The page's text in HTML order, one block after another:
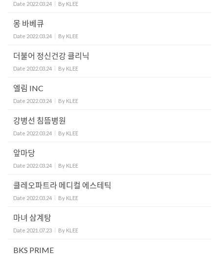
Date 2022.03.24 By KLEE
몽 바베큐
Date 2022.03.24 By KLEE
더불어 정신건강 클리닉
Date 2022.03.24 By KLEE
엘림 INC
Date 2022.03.24 By KLEE
강병선 침뜸병원
Date 2022.03.24 By KLEE
앞마당
Date 2022.03.24 By KLEE
클레오파트라 메디컬 에스테틱
Date 2022.03.24 By KLEE
마녀 삼계탕
Date 2021.07.23 By KLEE
BKS PRIME